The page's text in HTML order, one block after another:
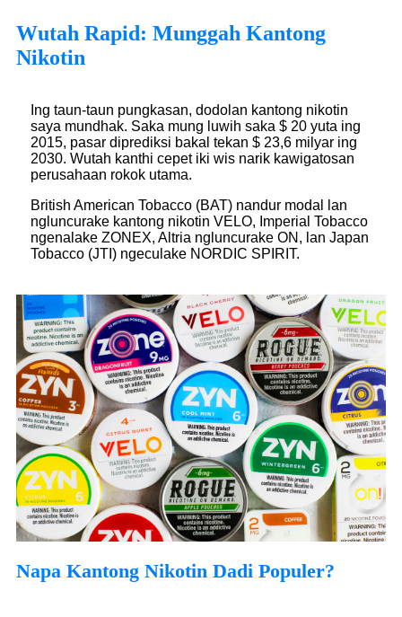
Wutah Rapid: Munggah Kantong
Nikotin
Ing taun-taun pungkasan, dodolan kantong nikotin
saya mundhak. Saka mung luwih saka $ 20 yuta ing
2015, pasar diprediksi bakal tekan $ 23,6 milyar ing
2030. Wutah kanthi cepet iki wis narik kawigatosan
perusahaan rokok utama.
British American Tobacco (BAT) nandur modal lan
ngluncurake kantong nikotin VELO, Imperial Tobacco
ngenalake ZONEX, Altria ngluncurake ON, lan Japan
Tobacco (JTI) ngeculake NORDIC SPIRIT.
Napa Kantong Nikotin Dadi Populer?